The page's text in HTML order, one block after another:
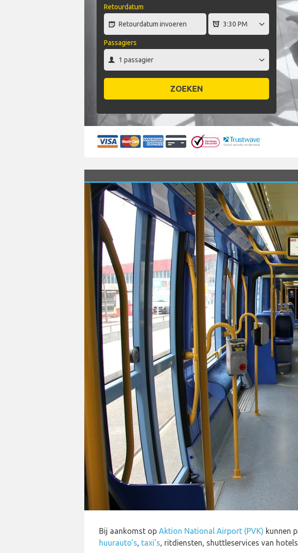
Retourdatum
Passagiers
ZOEKEN
Bij aankomst op Aktion National Airport (PVK) kunnen
huurauto's, taxi's, ritdiensten, shuttleservices van